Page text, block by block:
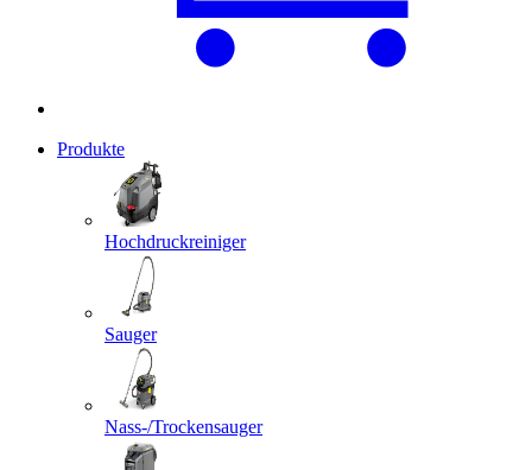
Produkte
Hochdruckreiniger
Sauger
Nass-/Trockensauger